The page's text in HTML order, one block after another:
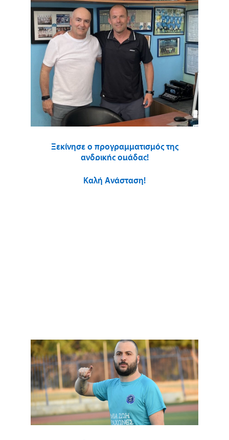
Ξεκίνησε ο προγραμματισμός της
ανδρικής ομάδας!
Καλή Ανάσταση!